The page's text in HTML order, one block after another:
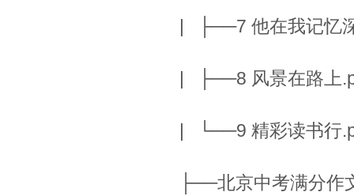
| ├──7 他在我记忆
| ├──8 风景在路上
| └──9 精彩读书行
├──北京中考满分